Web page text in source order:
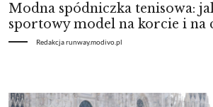
Modna spódniczka tenisowa:
sportowy model na korcie i na
Redakcja runway.modivo.pl